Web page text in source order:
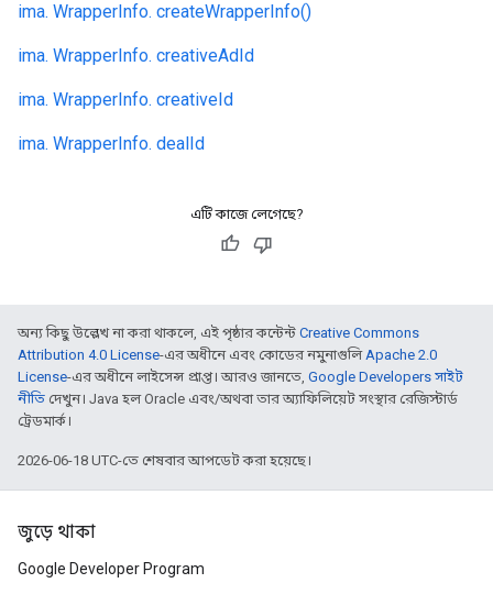
ima. WrapperInfo. createWrapperInfo()
ima. WrapperInfo. creativeAdId
ima. WrapperInfo. creativeId
ima. WrapperInfo. dealId
এটি কাজে লেগেছে?
অন্য কিছু উল্লেখ না করা থাকলে, এই পৃষ্ঠার কন্টেন্ট Creative Commons
Attribution 4.0 License-এর অধীনে এবং কোডের নমুনাগুলিApache 2.0
License-এর অধীনে লাইসেন্স প্রাপ্ত। আরও জানতে, Google Developers সাইট
নীতি দেখুন। Java হল Oracle এবং/অথবা তার অ্যাফিলিয়েট সংস্থার রেজিস্টার্ড
ট্রেডমার্ক।
2026-06-18 UTC-তে শেষবার আপডেট করা হয়েছে।
জুড়ে থাকা
Google Developer Program